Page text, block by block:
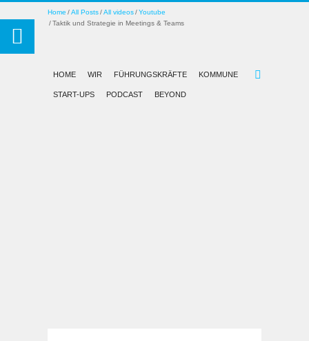
Home All Posts All videos
Youtube
Taktik und Strategie in Meetings & Teams
HOME WIR FÜHRUNGSKRÄFTE KOMMUNE
START-UPS PODCAST BEYOND